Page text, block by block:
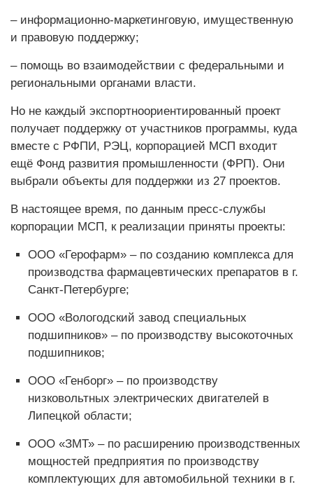
– информационно-маркетинговую, имущественную
и правовую поддержку;
– помощь во взаимодействии с федеральными и
региональными органами власти.
Но не каждый экспортноориентированный проект
получает поддержку от участников программы, куда
вместе с РФПИ, РЭЦ, корпорацией МСП входит
ещё Фонд развития промышленности (ФРП). Они
выбрали объекты для поддержки из 27 проектов.
В настоящее время, по данным пресс-службы
корпорации МСП, к реализации приняты проекты:
ООО «Герофарм» – по созданию комплекса для
производства фармацевтических препаратов в г.
Санкт-Петербурге;
ООО «Вологодский завод специальных
подшипников» – по производству высокоточных
подшипников;
ООО «Генборг» – по производству
низковольтных электрических двигателей в
Липецкой области;
ООО «ЗМТ» – по расширению производственных
мощностей предприятия по производству
комплектующих для автомобильной техники в г.